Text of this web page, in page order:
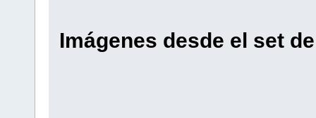
Imágenes desde el set